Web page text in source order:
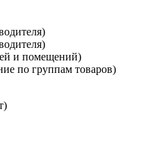
и помещений)
по группам товаров)